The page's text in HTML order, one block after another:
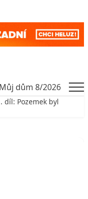
díl: Pozemek byl